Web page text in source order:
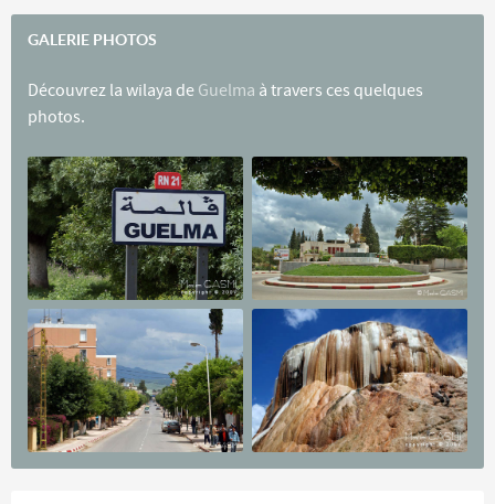
GALERIE PHOTOS
Découvrez la wilaya de Guelma à travers ces quelques
photos.